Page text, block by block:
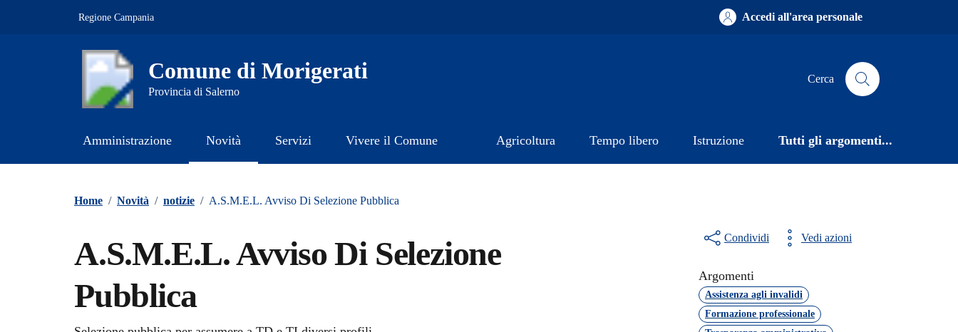
Regione Campania Accedi all'area personale
Comune di Morigerati
Provincia di Salerno
Cerca
Amministrazione Novità Servizi Vivere il Comune Agricoltura Tempo libero Istruzione Tutti gli argomenti...
Home / Novità / notizie / A.S.M.E.L. Avviso Di Selezione Pubblica
A.S.M.E.L. Avviso Di Selezione
Pubblica
Condividi Vedi azioni
Argomenti
Assistenza agli invalidi
Formazione professionale